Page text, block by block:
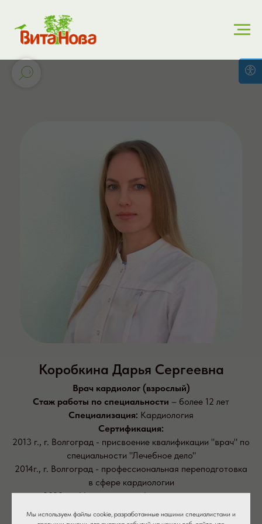
Мы используем файлы cookie, разработанные нашими специалистами и
Коробкина Дарья Сергеевна
Врач кардиолог (взрослый)
Стаж работы по специальности – более 12 лет
Специализация: Кардиология
Сертификация:
2013 г., г. Волгоград - присвоение квалификации "врач" по
специальности "Лечебное дело"
2014г., г. Волгоград - профессиональная переподготовка
в сфере кардиологии
2020г, г. Москва - сертификат специалиста
"Кардиология"